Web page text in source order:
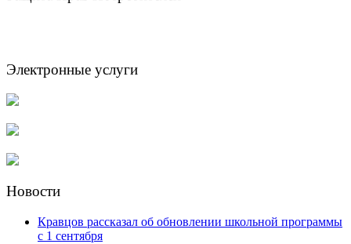
Электронные услуги
Новости
Кравцов рассказал об обновлении школьной программы
с 1 сентября